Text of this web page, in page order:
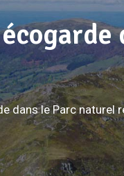
dans le Parc naturel